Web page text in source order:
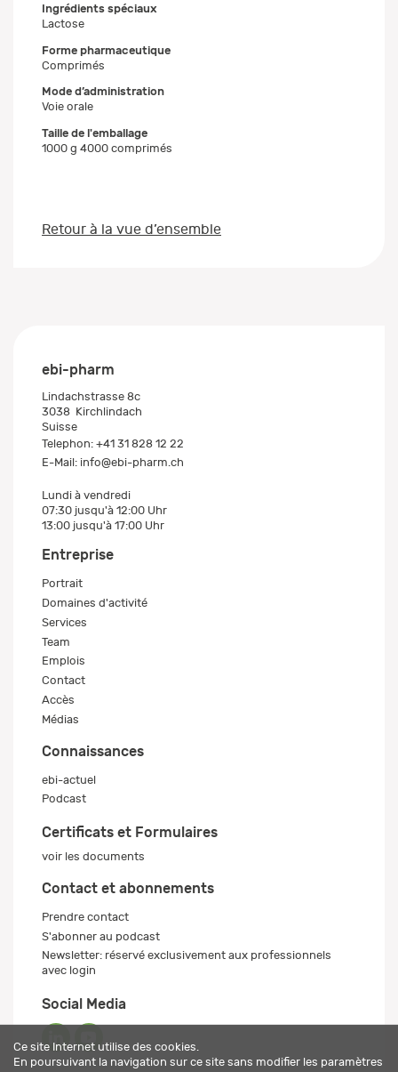
Ingrédients spéciaux
Lactose
Forme pharmaceutique
Comprimés
Mode d’administration
Voie orale
Taille de l'emballage
1000 g 4000 comprimés
Retour à la vue d’ensemble
ebi-pharm
Lindachstrasse 8c
3038 Kirchlindach
Suisse
Telephon: +41 31 828 12 22
E-Mail: info@ebi-pharm.ch
Lundi à vendredi
07:30 jusqu'à 12:00 Uhr
13:00 jusqu'à 17:00 Uhr
Entreprise
Portrait
Domaines d'activité
Services
Team
Emplois
Contact
Accès
Médias
Connaissances
ebi-actuel
Podcast
Certificats et Formulaires
voir les documents
Contact et abonnements
Prendre contact
S'abonner au podcast
Newsletter: réservé exclusivement aux professionnels
avec login
Social Media
Ce site Internet utilise des cookies.
En poursuivant la navigation sur ce site sans modifier les paramètres